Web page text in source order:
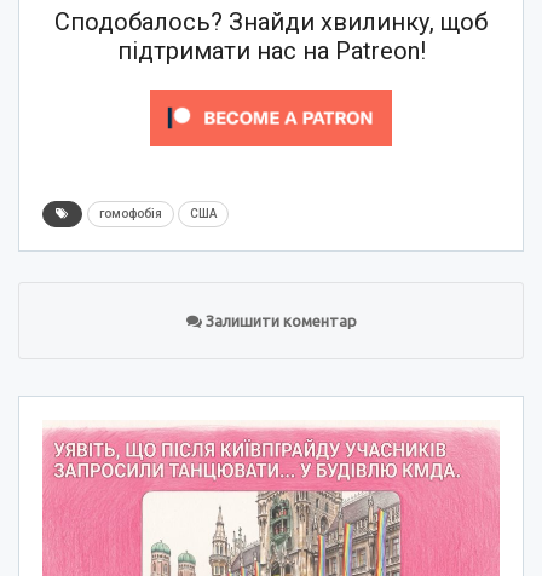
Сподобалось? Знайди хвилинку, щоб
підтримати нас на Patreon!
гомофобія США
Залишити коментар